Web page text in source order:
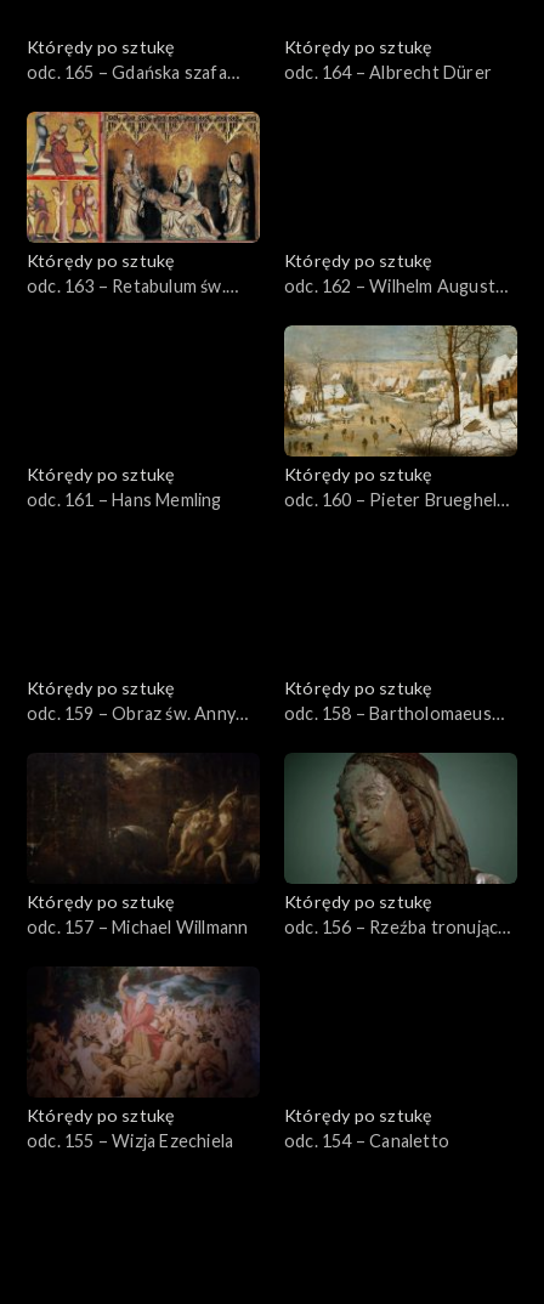
Którędy po sztukę
odc. 165 – Gdańska szafa
Którędy po sztukę
odc. 164 – Albrecht Dürer
Którędy po sztukę
odc. 163 – Retabulum św.
Którędy po sztukę
odc. 162 – Wilhelm August
Którędy po sztukę
odc. 161 – Hans Memling
Którędy po sztukę
odc. 160 – Pieter Brueghel
Którędy po sztukę
odc. 159 – Obraz św. Anny
Którędy po sztukę
odc. 158 – Bartholomaeus
Którędy po sztukę
odc. 157 – Michael Willmann
Którędy po sztukę
odc. 156 – Rzeźba tronującej
Którędy po sztukę
odc. 155 – Wizja Ezechiela
Którędy po sztukę
odc. 154 – Canaletto